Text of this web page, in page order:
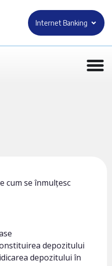
Internet Banking
cum se înmulțesc
depozitului
depozitului în